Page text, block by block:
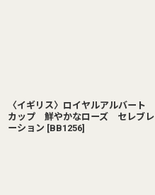
〈イギリス〉ロイヤルアルバート
カップ 鮮やかなローズ セレブレ
ーション [BB1256]